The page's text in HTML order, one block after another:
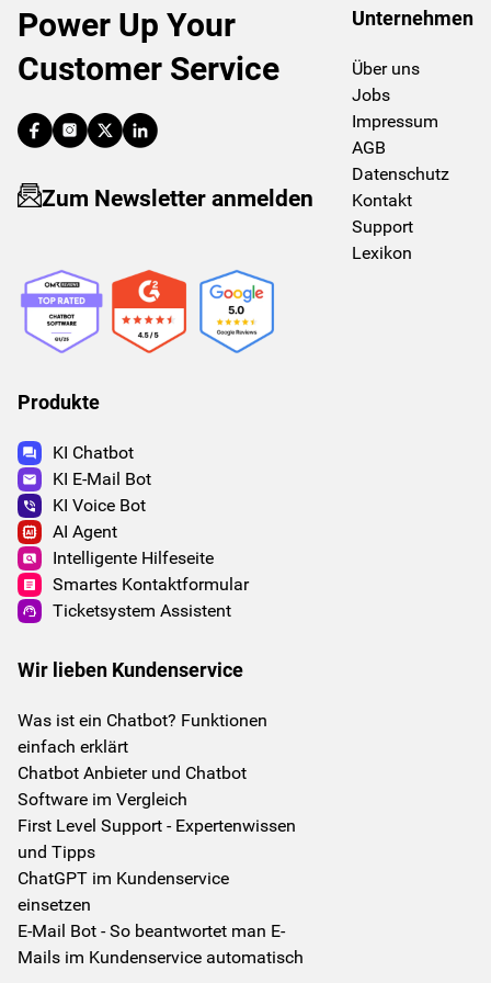
haben Sie die volle Kontrolle, denn Sie entscheiden mithilfe
verschiedener Verhaltensmodi, wann und wie der
intelligente Chatbot reagieren soll.
Jetzt testen und die Konkurrenz überholen!
Power Up Your
Customer Service
Zum Newsletter anmelden
Unternehmen
Über uns
Jobs
Impressum
AGB
Datenschutz
Kontakt
Support
Lexikon
Produkte
KI Chatbot
KI E-Mail Bot
KI Voice Bot
AI Agent
Intelligente Hilfeseite
Smartes Kontaktformular
Ticketsystem Assistent
Wir lieben Kundenservice
Was ist ein Chatbot? Funktionen
einfach erklärt
Chatbot Anbieter und Chatbot
Software im Vergleich
First Level Support - Expertenwissen
und Tipps
ChatGPT im Kundenservice
einsetzen
E-Mail Bot - So beantwortet man E-
Mails im Kundenservice automatisch